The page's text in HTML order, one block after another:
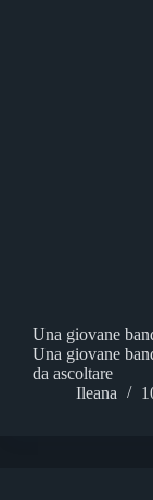
Una giovane
Una giovane
da ascoltare
Ileana